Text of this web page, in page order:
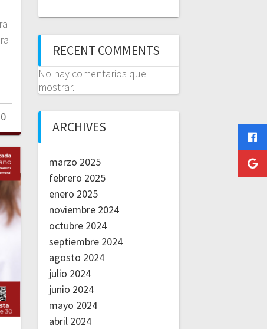
0
RECENT COMMENTS
No hay comentarios que
mostrar.
ARCHIVES
marzo 2025
febrero 2025
enero 2025
noviembre 2024
octubre 2024
septiembre 2024
agosto 2024
julio 2024
junio 2024
mayo 2024
abril 2024